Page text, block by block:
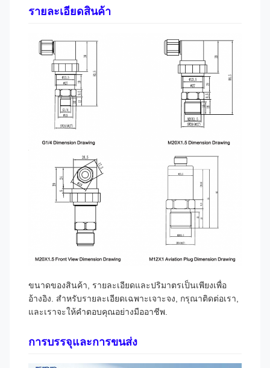
รายละเอียดสินค้า
ขนาดของสินค้า, รายละเอียดและปริมาตรเป็นเพียงเพื่อ
อ้างอิง. สําหรับรายละเอียดเฉพาะเจาะจง, กรุณาติดต่อเรา,
และเราจะให้คําตอบคุณอย่างมืออาชีพ.
การบรรจุและการขนส่ง